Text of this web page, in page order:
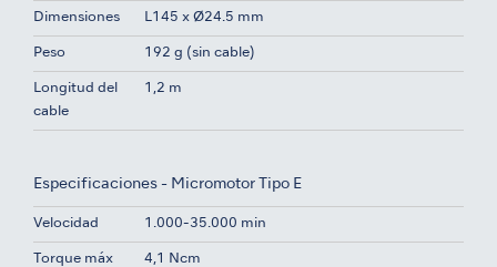
Dimensiones L145 x Ø24.5 mm
Peso 192 g (sin cable)
Longitud del
cable
1,2 m
Especificaciones - Micromotor Tipo E
Velocidad 1.000-35.000 min
Torque máx 4,1 Ncm